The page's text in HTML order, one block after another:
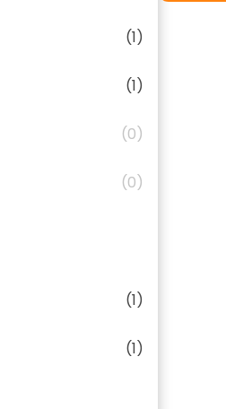
(1)
(1)
(0)
(0)
(1)
(1)